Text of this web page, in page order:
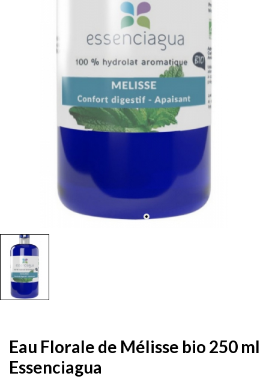
Eau Florale de Mélisse bio 250 ml
Essenciagua